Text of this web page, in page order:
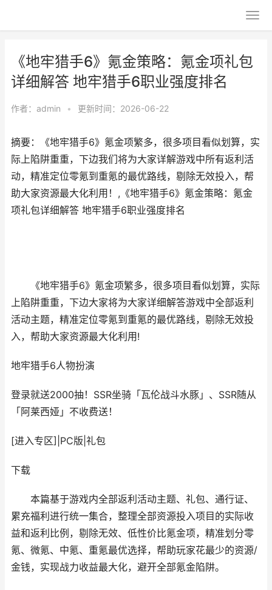
《地牢猎手6》氪金策略：氪金项礼包
详细解答 地牢猎手6职业强度排名
作者： admin • 更新时间：2026-06-22
摘要：《地牢猎手6》氪金项繁多，很多项目看似划算，实
际上陷阱重重，下边我们将为大家详解游戏中所有返利活
动，精准定位零氪到重氪的最优路线，剔除无效投入，帮
助大家资源最大化利用！,《地牢猎手6》氪金策略：氪金
项礼包详细解答 地牢猎手6职业强度排名
《地牢猎手6》氪金项繁多，很多项目看似划算，实际
上陷阱重重，下边大家将为大家详细解答游戏中全部返利
活动主题，精准定位零氪到重氪的最优路线，剔除无效投
入，帮助大家资源最大化利用!
地牢猎手6人物扮演
登录就送2000抽！SSR坐骑「瓦伦战斗水豚」、SSR随从
「阿莱西娅」不收费送！
[进入专区] PC版 礼包
下载
本篇基于游戏内全部返利活动主题、礼包、通行证、
累充福利进行统一集合，整理全部资源投入项目的实际收
益和返利比例，剔除无效、低性价比氪金项，精准划分零
氪、微氪、中氪、重氪最优选择，帮助玩家花最少的资源/
金钱，实现战力收益最大化，避开全部氪金陷阱。